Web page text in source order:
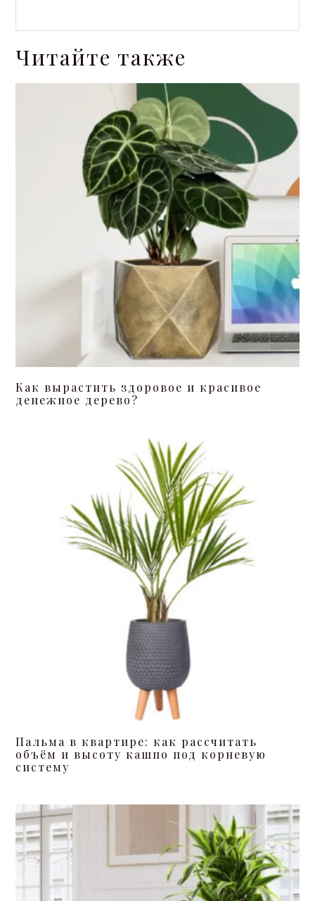
Читайте также
Как вырастить здоровое и красивое
денежное дерево?
Пальма в квартире: как рассчитать
объём и высоту кашпо под корневую
систему